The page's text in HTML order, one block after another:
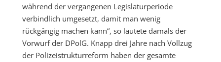
während der vergangenen Legislaturperiode
verbindlich umgesetzt, damit man wenig
rückgängig machen kann“, so lautete damals der
Vorwurf der DPolG. Knapp drei Jahre nach Vollzug
der Polizeistrukturreform haben der gesamte